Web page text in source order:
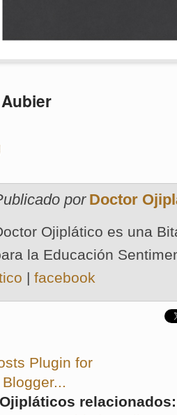
por Doctor
Ojiplático es una
la Educación
| facebook
relacionados: